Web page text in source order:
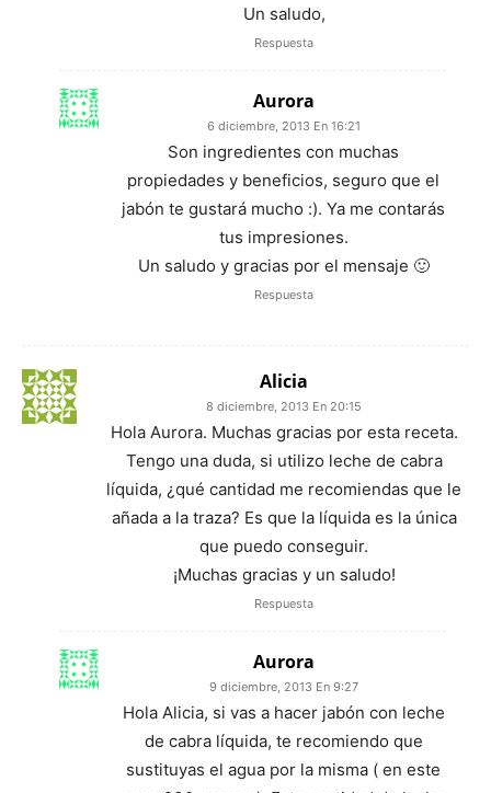
Un saludo,
Respuesta
Aurora
6 diciembre, 2013 En 16:21
Son ingredientes con muchas
propiedades y beneficios, seguro que el
jabón te gustará mucho :). Ya me contarás
tus impresiones.
Un saludo y gracias por el mensaje 🙂
Respuesta
Alicia
8 diciembre, 2013 En 20:15
Hola Aurora. Muchas gracias por esta receta.
Tengo una duda, si utilizo leche de cabra
líquida, ¿qué cantidad me recomiendas que le
añada a la traza? Es que la líquida es la única
que puedo conseguir.
¡Muchas gracias y un saludo!
Respuesta
Aurora
9 diciembre, 2013 En 9:27
Hola Alicia, si vas a hacer jabón con leche
de cabra líquida, te recomiendo que
sustituyas el agua por la misma ( en este